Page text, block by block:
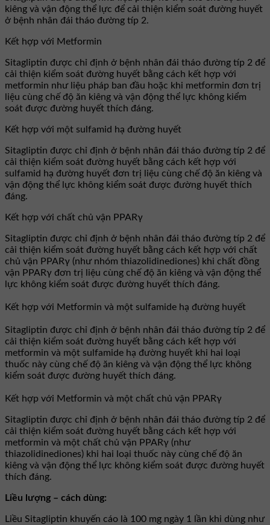
kiêng và vận động thể lực để cải thiện kiểm soát đường huyết
ở bệnh nhân đái tháo đường típ 2.
Kết hợp với Metformin
Sitagliptin được chỉ định ở bệnh nhân đái tháo đường típ 2 để
cải thiện kiểm soát đường huyết bằng cách kết hợp với
metformin như liệu pháp ban đầu hoặc khi metformin đơn trị
liệu cùng chế độ ăn kiêng và vận động thể lực không kiểm
soát được đường huyết thích đáng.
Kết hợp với một sulfamid hạ đường huyết
Sitagliptin được chỉ định ở bệnh nhân đái tháo đường típ 2 để
cải thiện kiểm soát đường huyết bằng cách kết hợp với
sulfamid hạ đường huyết đơn trị liệu cùng chế độ ăn kiêng và
vận động thể lực không kiểm soát được đường huyết thích
đáng.
Kết hợp với chất chủ vận PPARγ
Sitagliptin được chỉ định ở bệnh nhân đái tháo đường típ 2 để
cải thiện kiểm soát đường huyết bằng cách kết hợp với chất
chủ vận PPARγ (như nhóm thiazolidinediones) khi chất đồng
vận PPARγ đơn trị liệu cùng chế độ ăn kiêng và vận động thể
lực không kiểm soát được đường huyết thích đáng.
Kết hợp với Metformin và một sulfamide hạ đường huyết
Sitagliptin được chỉ định ở bệnh nhân đái tháo đường típ 2 để
cải thiện kiểm soát đường huyết bằng cách kết hợp với
metformin và một sulfamide hạ đường huyết khi hai loại
thuốc này cùng chế độ ăn kiêng và vận động thể lực không
kiểm soát được đường huyết thích đáng.
Kết hợp với Metformin và một chất chủ vận PPARγ
Sitagliptin được chỉ định ở bệnh nhân đái tháo đường típ 2 để
cải thiện kiểm soát đường huyết bằng cách kết hợp với
metformin và một chất chủ vận PPARγ (như
thiazolidinediones) khi hai loại thuốc này cùng chế độ ăn
kiêng và vận động thể lực không kiểm soát được đường huyết
thích đáng.
Liều lượng – cách dùng:
Liều Sitagliptin khuyến cáo là 100 mg ngày 1 lần khi dùng như